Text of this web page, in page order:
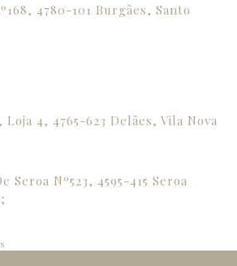
4780-101 Burgães, Santo
Loja 4, 4765-623 Delães, Vila Nova
Seroa Nº523, 4595-415 Seroa